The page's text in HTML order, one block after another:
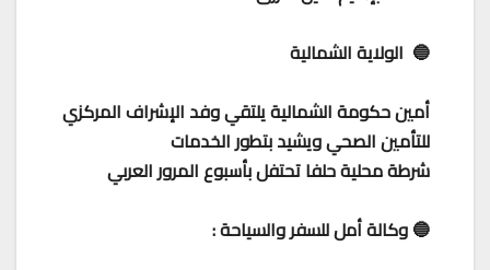
🔵 الولاية الشمالية
أمين حكومة الشمالية يلتقي وفد الإشراف المركزي
للتأمين الصحي ويشيد بتطور الخدمات
شرطة محلية حلفا تحتفل بأسبوع المرور العربي
🔵 وكالة أمل للسفر والسياحة :